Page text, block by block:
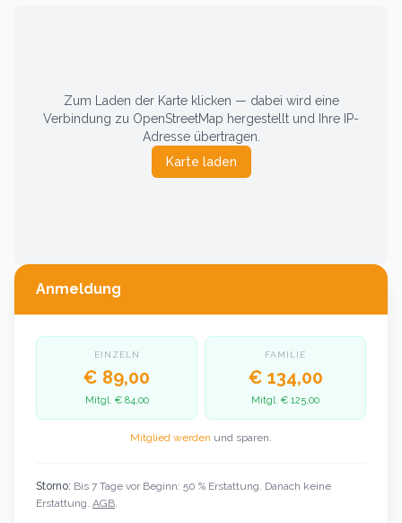
Zum Laden der Karte klicken — dabei wird eine
Verbindung zu OpenStreetMap hergestellt und Ihre IP-
Adresse übertragen.
Karte laden
Anmeldung
EINZELN
€ 89,00
Mitgl. € 84,00
FAMILIE
€ 134,00
Mitgl. € 125,00
Mitglied werden und sparen.
Storno: Bis 7 Tage vor Beginn: 50 % Erstattung. Danach keine
Erstattung. AGB